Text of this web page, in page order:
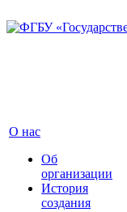
О нас
Об
организации
История
создания